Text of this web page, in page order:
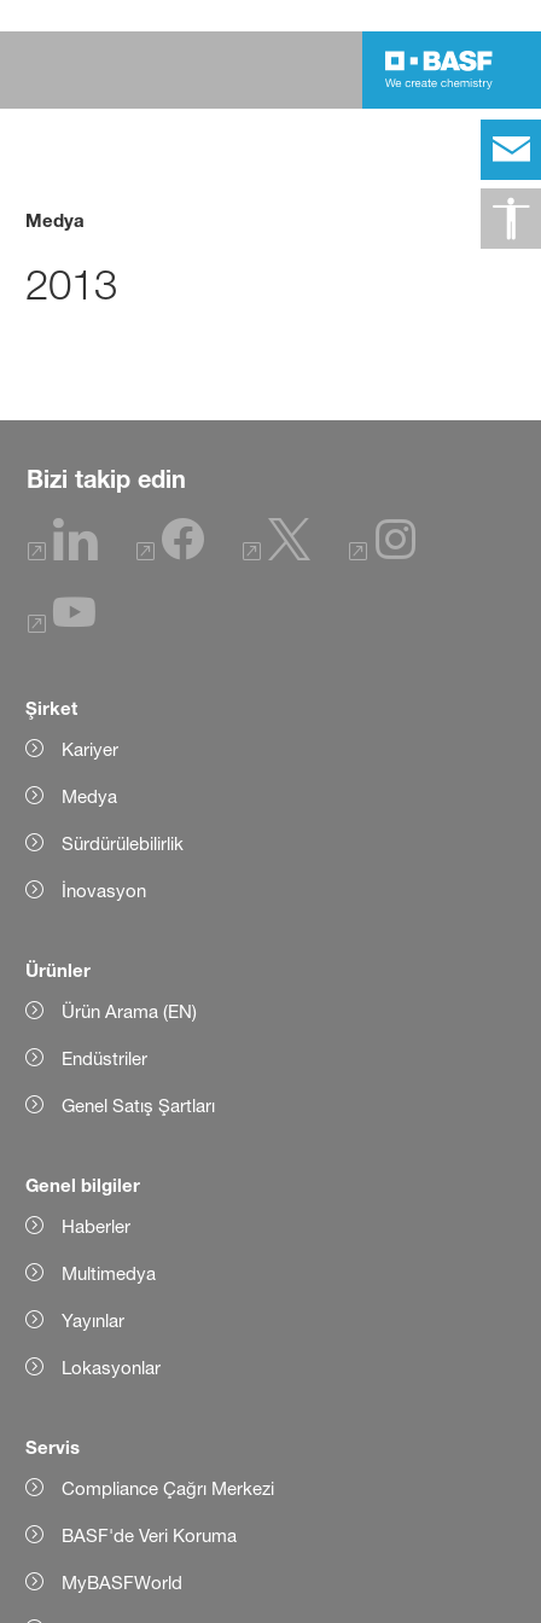
Medya
2013
Bizi takip edin
Şirket
Kariyer
Medya
Sürdürülebilirlik
İnovasyon
Ürünler
Ürün Arama (EN)
Endüstriler
Genel Satış Şartları
Genel bilgiler
Haberler
Multimedya
Yayınlar
Lokasyonlar
Servis
Compliance Çağrı Merkezi
BASF'de Veri Koruma
MyBASFWorld